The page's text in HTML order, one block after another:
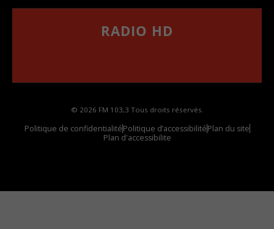
RADIO HD
© 2026 FM 103,3 Tous droits réservés.
Politique de confidentialitéPolitique d’accessibilitéPlan du site
Plan d'accessibilite